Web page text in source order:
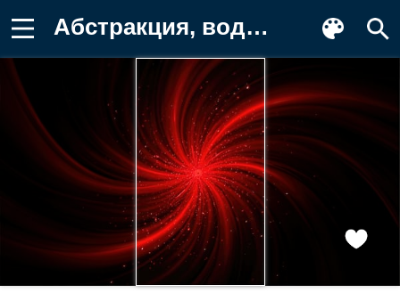
Абстракция, водоворот, футуризм Обои на телефон